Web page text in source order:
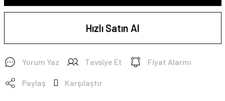
Hızlı Satın Al
Yorum Yaz Tavsiye Et Fiyat Alarmı
Paylaş Karşılaştır